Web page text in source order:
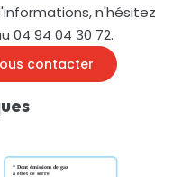
n'hésitez
04 94 04 30 72.
contacter